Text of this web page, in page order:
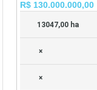
R$ 130.000.000,00
13047,00 ha
×
×